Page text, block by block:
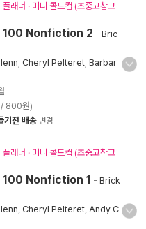
래너 · 미니 콜드컵 (초중고참고
100 Nonfiction 2 - Bric
Cheryl Pelteret Barbar
/ 800원)
기전 배송 변경
래너 · 미니 콜드컵 (초중고참고
Nonfiction 1 - Brick
Cheryl Pelteret Andy C